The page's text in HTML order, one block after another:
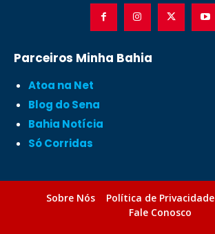
Parceiros Minha Bahia
Atoa na Net
Blog do Sena
Bahia Notícia
Só Corridas
Sobre Nós Política de Privacidade
Fale Conosco